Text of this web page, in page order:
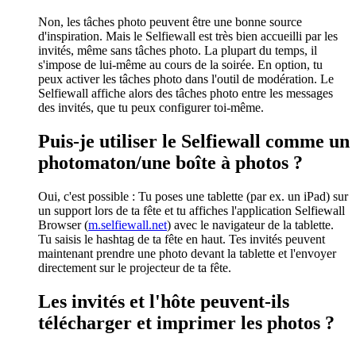
Non, les tâches photo peuvent être une bonne source
d'inspiration. Mais le Selfiewall est très bien accueilli par les
invités, même sans tâches photo. La plupart du temps, il
s'impose de lui-même au cours de la soirée. En option, tu
peux activer les tâches photo dans l'outil de modération. Le
Selfiewall affiche alors des tâches photo entre les messages
des invités, que tu peux configurer toi-même.
Puis-je utiliser le Selfiewall comme un
photomaton/une boîte à photos ?
Oui, c'est possible : Tu poses une tablette (par ex. un iPad) sur
un support lors de ta fête et tu affiches l'application Selfiewall
Browser (m.selfiewall.net) avec le navigateur de la tablette.
Tu saisis le hashtag de ta fête en haut. Tes invités peuvent
maintenant prendre une photo devant la tablette et l'envoyer
directement sur le projecteur de ta fête.
Les invités et l'hôte peuvent-ils
télécharger et imprimer les photos ?